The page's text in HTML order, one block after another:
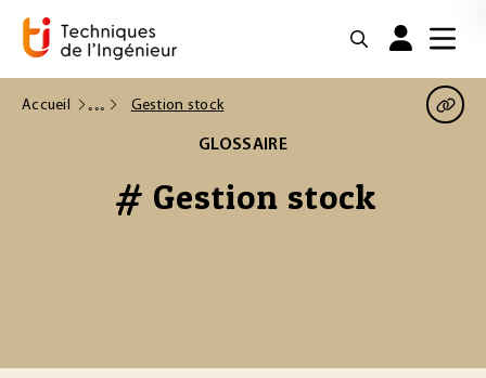
Accueil Gestion stock
GLOSSAIRE
# Gestion stock